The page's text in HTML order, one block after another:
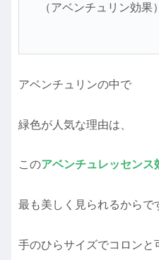
（アベンチュリン効果
アベンチュリンの中で
緑色が人気な理由は、
このアベンチュレッセンス
最も美しく見られるからで
手のひらサイズでコロンと